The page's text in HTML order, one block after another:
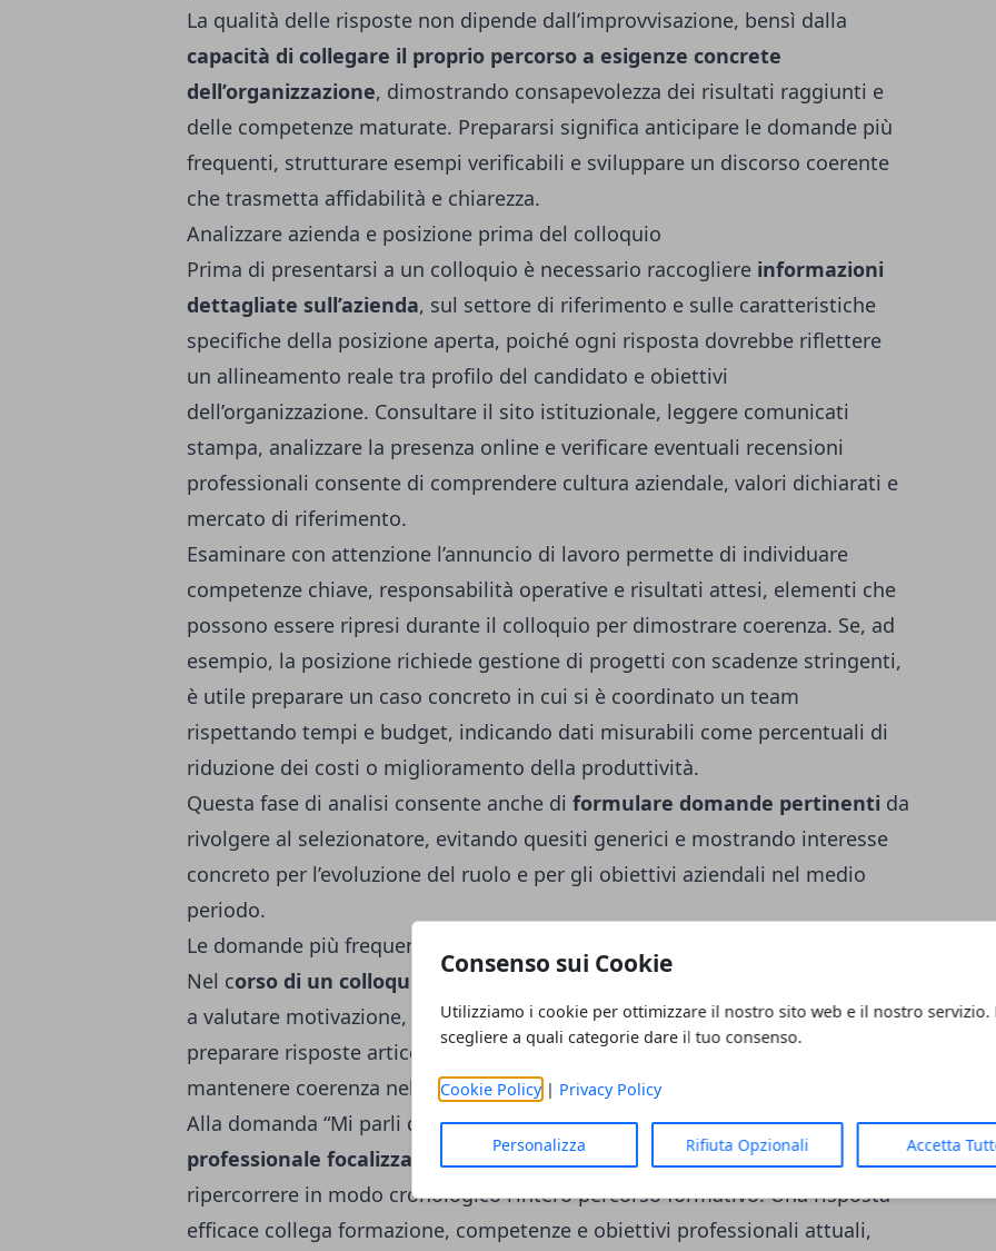
Consenso sui Cookie
Utilizziamo i cookie per ottimizzare il nostro sito web e il nostro servizio.
scegliere a quali categorie dare il tuo consenso.
Cookie Policy| Privacy Policy
Personalizza Rifiuta Opzionali Accetta
La qualità delle risposte non dipende dall’improvvisazione, bensì dalla
capacità di collegare il proprio percorso a esigenze concrete
dell’organizzazione, dimostrando consapevolezza dei risultati raggiunti e
delle competenze maturate. Prepararsi significa anticipare le domande più
frequenti, strutturare esempi verificabili e sviluppare un discorso coerente
che trasmetta affidabilità e chiarezza.
Analizzare azienda e posizione prima del colloquio
Prima di presentarsi a un colloquio è necessario raccogliere informazioni
dettagliate sull’azienda, sul settore di riferimento e sulle caratteristiche
specifiche della posizione aperta, poiché ogni risposta dovrebbe riflettere
un allineamento reale tra profilo del candidato e obiettivi
dell’organizzazione. Consultare il sito istituzionale, leggere comunicati
stampa, analizzare la presenza online e verificare eventuali recensioni
professionali consente di comprendere cultura aziendale, valori dichiarati e
mercato di riferimento.
Esaminare con attenzione l’annuncio di lavoro permette di individuare
competenze chiave, responsabilità operative e risultati attesi, elementi che
possono essere ripresi durante il colloquio per dimostrare coerenza. Se, ad
esempio, la posizione richiede gestione di progetti con scadenze stringenti,
è utile preparare un caso concreto in cui si è coordinato un team
rispettando tempi e budget, indicando dati misurabili come percentuali di
riduzione dei costi o miglioramento della produttività.
Questa fase di analisi consente anche di formulare domande pertinenti da
rivolgere al selezionatore, evitando quesiti generici e mostrando interesse
concreto per l’evoluzione del ruolo e per gli obiettivi aziendali nel medio
periodo.
Le domande più frequenti e come strutturare le risposte
Nel corso di un colloquio
emergono spesso domande ricorrenti che mirano
a valutare motivazione, competenze tecniche e capacità relazionali;
preparare risposte articolate riduce il rischio di esitazioni e consente di
mantenere coerenza nel discorso.
Alla domanda “Mi parli di lei”, è opportunocostruire una sintesi
professionale focalizzata su esperienze rilevanti per il ruolo, evitando di
ripercorrere in modo cronologico l’intero percorso formativo. Una risposta
efficace collega formazione, competenze e obiettivi professionali attuali,